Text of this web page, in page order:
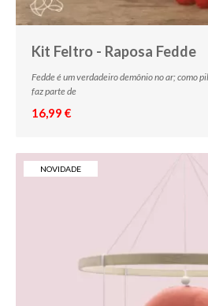
Kit Feltro - Raposa Fedde
Fedde é um verdadeiro demônio no ar; como
faz parte de
16,99 €
NOVIDADE